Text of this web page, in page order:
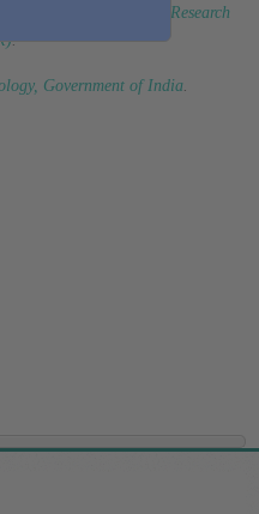
Scientific & Industrial Research
.
Government of India.